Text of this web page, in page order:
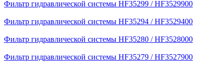
Фильтр гидравлической системы HF35299 / HF3529900
Фильтр гидравлической системы HF35294 / HF3529400
Фильтр гидравлической системы HF35280 / HF3528000
Фильтр гидравлической системы HF35279 / HF3527900